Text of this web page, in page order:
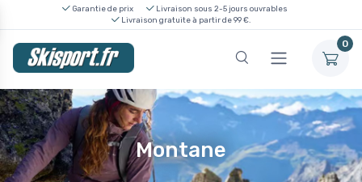
Garantie de prix
Livraison sous 2-5 jours ouvrables
Livraison gratuite à partir de 99 €.
0
Montane